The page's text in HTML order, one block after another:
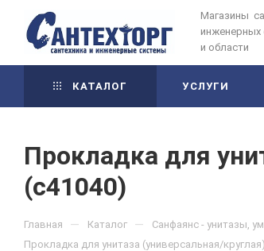
Магазины
инженерных
и области
КАТАЛОГ УСЛУГИ
Прокладка для
(с41040)
Главная — Каталог — Санфаянс - унитазы,
Прокладка для унитаза (универсальная/